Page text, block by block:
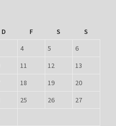
D F S
S
4 5
6
11 12
13
18 19
20
25 26
27